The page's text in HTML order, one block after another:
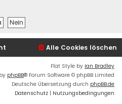
Alle Cookies löschen
Flat Style by Ian Bradley
phpBB® Forum Software © phpBB Limited
Deutsche Übersetzung durch phpBB.de
Datenschutz | Nutzungsbedingungen